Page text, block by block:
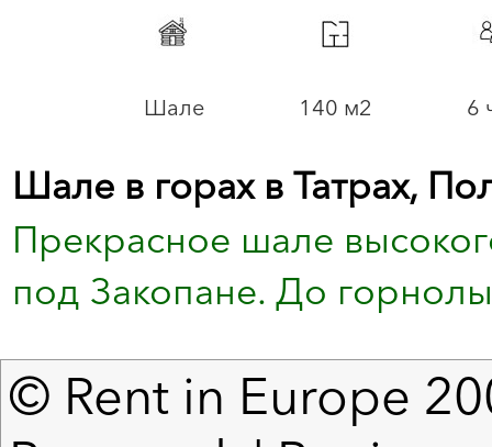
Шале 140 м2 6
Шале в горах в Татрах,
Прекрасное шале
под Закопане. До
© Rent in Europe